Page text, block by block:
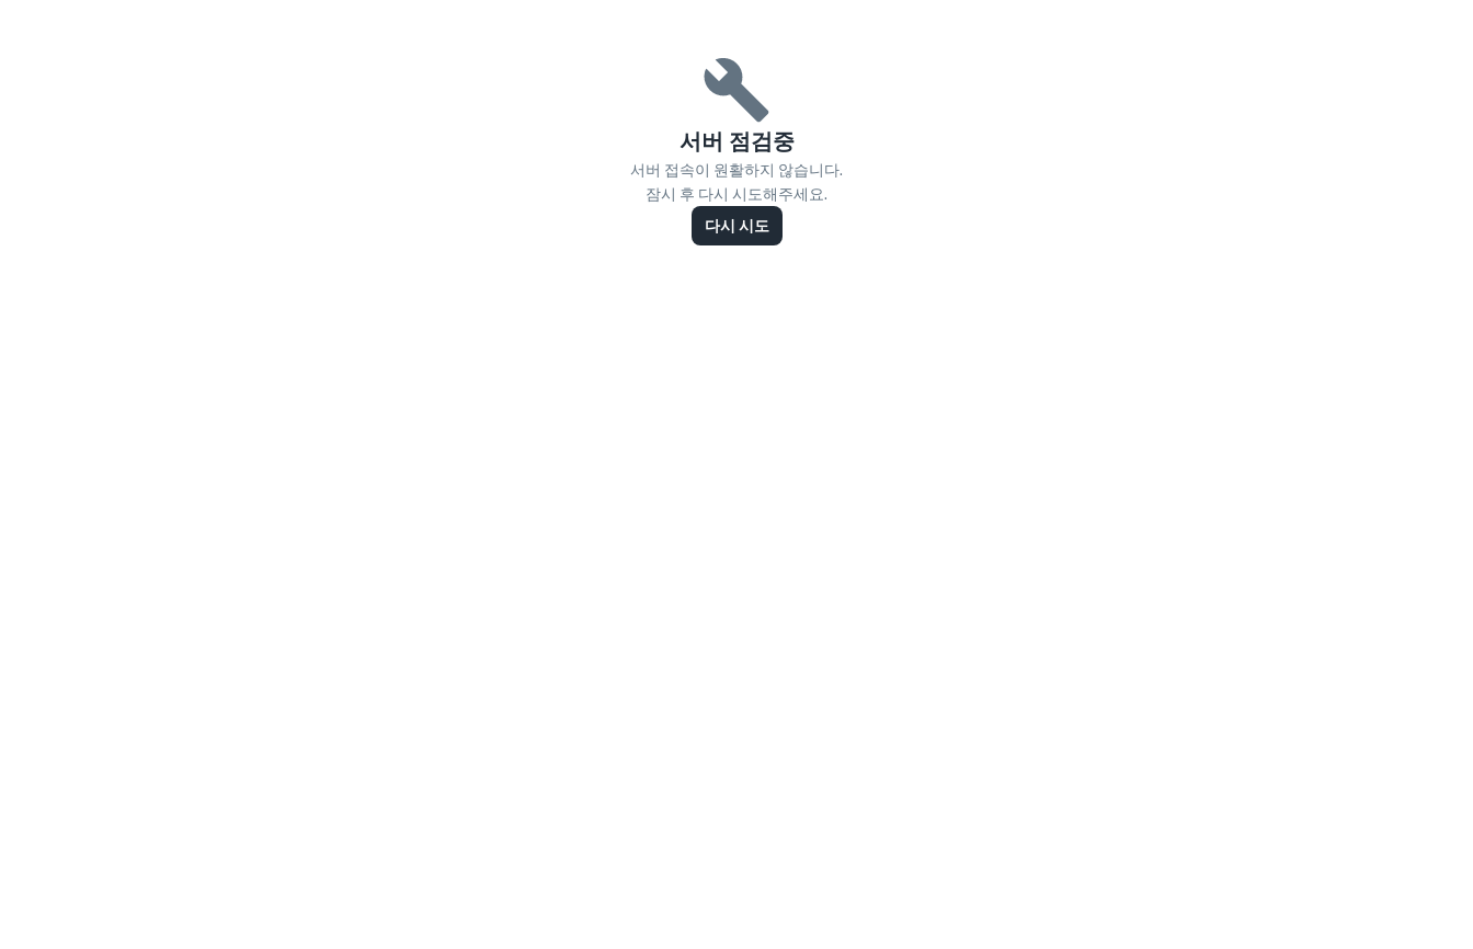
서버 점검중
서버 접속이 원활하지 않습니다.
잠시 후 다시 시도해주세요.
다시 시도